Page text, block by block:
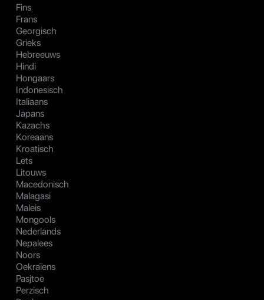
Fins
Frans
Georgisch
Grieks
Hebreeuws
Hindi
Hongaars
Indonesisch
Italiaans
Japans
Kazachs
Koreaans
Kroatisch
Lets
Litouws
Macedonisch
Malagasi
Maleis
Mongools
Nederlands
Nepalees
Noors
Oekraïens
Pasjtoe
Perzisch